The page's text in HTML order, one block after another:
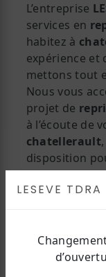
LESEVE TDRA
L’entreprise
services en
habitez à
expérience et
mettons tout
Nous vous
projet de
à l’écoute de
chatellerault
disposition
reprise
réussir.
travaille